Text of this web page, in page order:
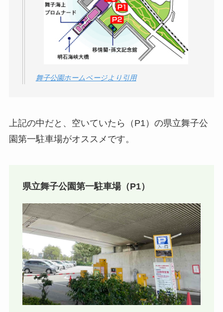
舞子公園ホームページより引用
上記の中だと、空いていたら（P1）の県立舞子公
園第一駐車場がオススメです。
県立舞子公園第一駐車場（P1）